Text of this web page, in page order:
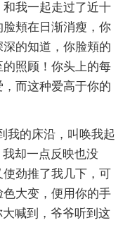
我一起走过了近十
頬在日渐消瘦，你
的知道，你脸頬的
照顾！你头上的每
而这种爱高于你的
我的床沿，叫唤我起
却一点反映也没
劲推了我几下，可
大变，便用你的手
喊到，爷爷听到这